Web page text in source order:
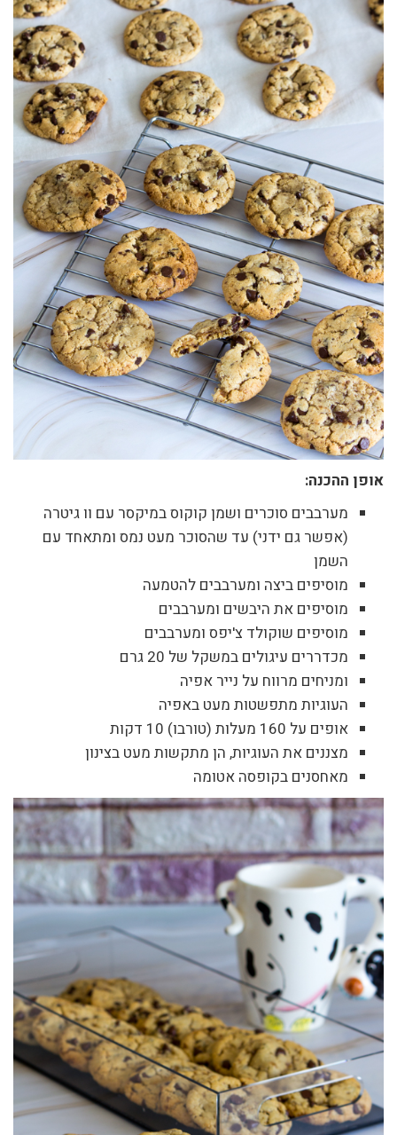
אופן ההכנה:
מערבבים סוכרים ושמן קוקוס במיקסר עם וו גיטרה
(אפשר גם ידני) עד שהסוכר מעט נמס ומתאחד עם
השמן
מוסיפים ביצה ומערבבים להטמעה
מוסיפים את היבשים ומערבבים
מוסיפים שוקולד צ'יפס ומערבבים
מכדררים עיגולים במשקל של 20 גרם
ומניחים מרווח על נייר אפיה
העוגיות מתפשטות מעט באפיה
אופים על 160 מעלות (טורבו) 10 דקות
מצננים את העוגיות, הן מתקשות מעט בצינון
מאחסנים בקופסה אטומה